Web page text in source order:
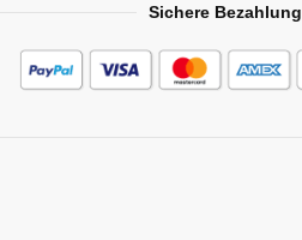
Sichere Bezahlung